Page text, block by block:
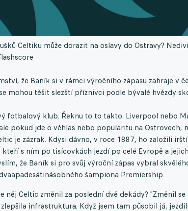
Celtiku může dorazit na oslavy do Ostravy?
že Baník si v rámci výročního zápasu zahraje v
mohou těšit slezští příznivci podle bývalé hvězdy
fotbalový klub. Řeknu to to takto. Liverpool nebo
pokud jde o věhlas nebo popularitu na Ostrovech,
je zázrak. Kdysi dávno, v roce 1887, ho založili
kteří s ním po tisícovkách jezdí po celé Evropě a
že Baník si pro svůj výroční zápas vybral
šampiona Premiership.
něj Celtic změnil za poslední dvě dekády? "Změnil
zlepšila infrastruktura. Když jsem tam působil já,